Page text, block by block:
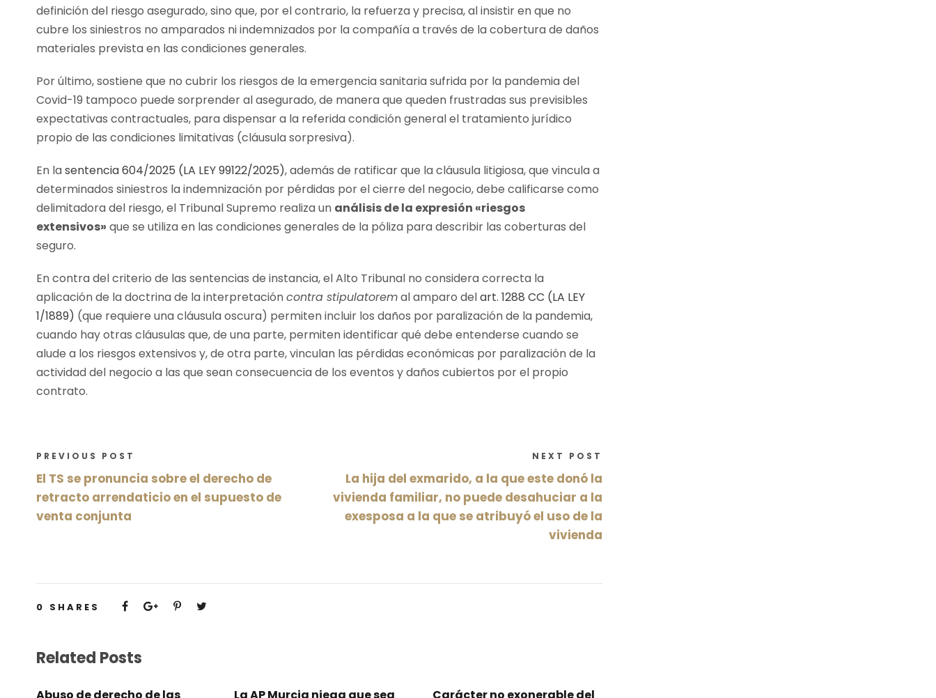
definición del riesgo asegurado, sino que, por el contrario, la refuerza y precisa, al insistir en que no
cubre los siniestros no amparados ni indemnizados por la compañía a través de la cobertura de daños
materiales prevista en las condiciones generales.
Por último, sostiene que no cubrir los riesgos de la emergencia sanitaria sufrida por la pandemia del
Covid-19 tampoco puede sorprender al asegurado, de manera que queden frustradas sus previsibles
expectativas contractuales, para dispensar a la referida condición general el tratamiento jurídico
propio de las condiciones limitativas (cláusula sorpresiva).
En lasentencia 604/2025 (LA LEY 99122/2025), además de ratificar que la cláusula litigiosa, que vincula a
determinados siniestros la indemnización por pérdidas por el cierre del negocio, debe calificarse como
delimitadora del riesgo, el Tribunal Supremo realiza un análisis de la expresión «riesgos
extensivos» que se utiliza en las condiciones generales de la póliza para describir las coberturas del
seguro.
En contra del criterio de las sentencias de instancia, el Alto Tribunal no considera correcta la
aplicación de la doctrina de la interpretacióncontra stipulatoremal amparo delart. 1288 CC (LA LEY
1/1889) (que requiere una cláusula oscura) permiten incluir los daños por paralización de la pandemia,
cuando hay otras cláusulas que, de una parte, permiten identificar qué debe entenderse cuando se
alude a los riesgos extensivos y, de otra parte, vinculan las pérdidas económicas por paralización de la
actividad del negocio a las que sean consecuencia de los eventos y daños cubiertos por el propio
contrato.
PREVIOUS POST
El TS se pronuncia sobre el derecho de
retracto arrendaticio en el supuesto de
venta conjunta
NEXT POST
La hija del exmarido, a la que este donó la
vivienda familiar, no puede desahuciar a la
exesposa a la que se atribuyó el uso de la
vivienda
0 SHARES
Related Posts